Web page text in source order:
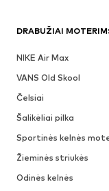
DRABUŽIAI
NIKE Air Max
VANS Old Skool
Čelsiai
Šalikėliai pilka
Sportinės kelnės
Žieminės striukės
Odinės kelnės